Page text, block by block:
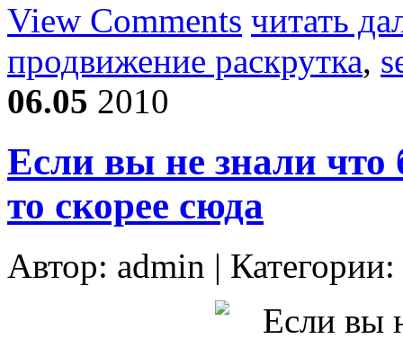
View Comments читать
продвижение раскрутка,
06.05 2010
Если вы не знали
то скорее сюда
Автор: admin | Категории: